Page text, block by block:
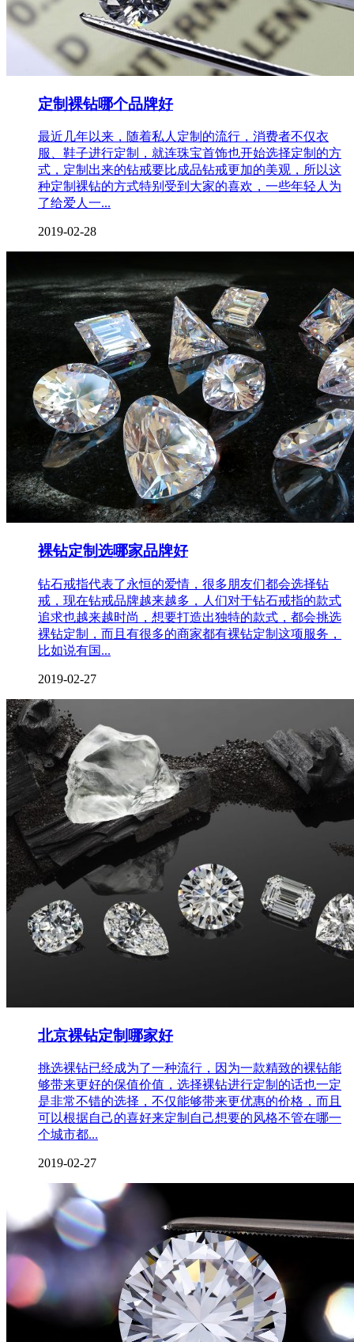
定制裸钻哪个品牌好
最近几年以来，随着私人定制的流行，消费者不仅衣
服、鞋子进行定制，就连珠宝首饰也开始选择定制的方
式，定制出来的钻戒要比成品钻戒更加的美观，所以这
种定制裸钻的方式特别受到大家的喜欢，一些年轻人为
了给爱人一...
2019-02-28
裸钻定制选哪家品牌好
钻石戒指代表了永恒的爱情，很多朋友们都会选择钻
戒，现在钻戒品牌越来越多，人们对于钻石戒指的款式
追求也越来越时尚，想要打造出独特的款式，都会挑选
裸钻定制，而且有很多的商家都有裸钻定制这项服务，
比如说有国...
2019-02-27
北京裸钻定制哪家好
挑选裸钻已经成为了一种流行，因为一款精致的裸钻能
够带来更好的保值价值，选择裸钻进行定制的话也一定
是非常不错的选择，不仅能够带来更优惠的价格，而且
可以根据自己的喜好来定制自己想要的风格不管在哪一
个城市都...
2019-02-27